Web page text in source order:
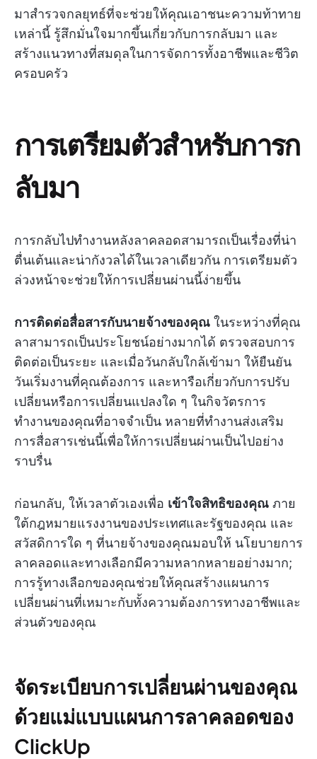
มาสำรวจกลยุทธ์ที่จะช่วยให้คุณเอาชนะความท้าทาย
เหล่านี้ รู้สึกมั่นใจมากขึ้นเกี่ยวกับการกลับมา และ
สร้างแนวทางที่สมดุลในการจัดการทั้งอาชีพและชีวิต
ครอบครัว
การเตรียมตัวสำหรับการก
ลับมา
การกลับไปทำงานหลังลาคลอดสามารถเป็นเรื่องที่น่า
ตื่นเต้นและน่ากังวลได้ในเวลาเดียวกัน การเตรียมตัว
ล่วงหน้าจะช่วยให้การเปลี่ยนผ่านนี้ง่ายขึ้น
การติดต่อสื่อสารกับนายจ้างของคุณ ในระหว่างที่คุณ
ลาสามารถเป็นประโยชน์อย่างมากได้ ตรวจสอบการ
ติดต่อเป็นระยะ และเมื่อวันกลับใกล้เข้ามา ให้ยืนยัน
วันเริ่มงานที่คุณต้องการ และหารือเกี่ยวกับการปรับ
เปลี่ยนหรือการเปลี่ยนแปลงใด ๆ ในกิจวัตรการ
ทำงานของคุณที่อาจจำเป็น หลายที่ทำงานส่งเสริม
การสื่อสารเช่นนี้เพื่อให้การเปลี่ยนผ่านเป็นไปอย่าง
ราบรื่น
ก่อนกลับ, ให้เวลาตัวเองเพื่อ เข้าใจสิทธิของคุณ ภาย
ใต้กฎหมายแรงงานของประเทศและรัฐของคุณ และ
สวัสดิการใด ๆ ที่นายจ้างของคุณมอบให้ นโยบายการ
ลาคลอดและทางเลือกมีความหลากหลายอย่างมาก;
การรู้ทางเลือกของคุณช่วยให้คุณสร้างแผนการ
เปลี่ยนผ่านที่เหมาะกับทั้งความต้องการทางอาชีพและ
ส่วนตัวของคุณ
จัดระเบียบการเปลี่ยนผ่านของคุณ
ด้วยแม่แบบแผนการลาคลอดของ
ClickUp